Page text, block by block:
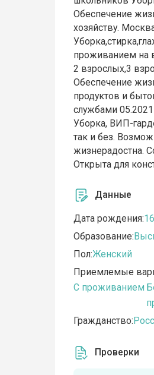
Обеспечение
хозяйству.
проживанием на
2 взрослых,3
Обеспечение
продуктов и
службами
Уборка, ВИП-
так и без.
жизнерадостна.
Открыта для
Данные
Дата рождения:
Образование:
Пол:Женский
Приемлемые
C проживанием
Гражданство:
Проверки